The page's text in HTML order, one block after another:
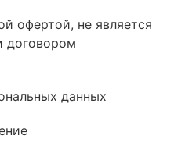
офертой, не является
договором
данных